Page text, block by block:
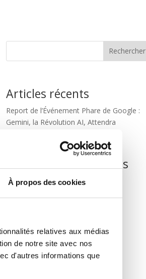
À propos des cookies
relatives aux médias
de notre site avec nos
d'autres informations que
Rechercher
Articles récents
Report de l’Événement Phare de Google :
Gemini, la Révolution AI, Attendra
Commentaires récents
Aucun commentaire à afficher.